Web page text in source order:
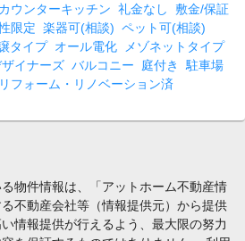
カウンターキッチン 礼金なし
敷金/保証
限定 楽器可(相談) ペット可(相談)
タイプ オール電化
メゾネットタイプ
イナーズ バルコニー 庭付き
駐車場
リフォーム・リノベーション済
物件情報は、「アットホーム不動産情
不動産会社等（情報提供元）から提供
情報提供が行えるよう、最大限の努力